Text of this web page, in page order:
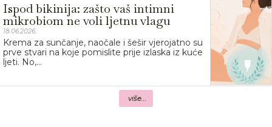
Ispod bikinija: zašto vaš intimni
mikrobiom ne voli ljetnu vlagu
18.06.2026.
Krema za sunčanje, naočale i šešir vjerojatno su
prve stvari na koje pomislite prije izlaska iz kuće
ljeti. No,...
više...